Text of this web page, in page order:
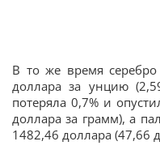
В то же время
доллара за унцию
потеряла 0,7% и
доллара за грамм), а
1482,46 доллара (47,66